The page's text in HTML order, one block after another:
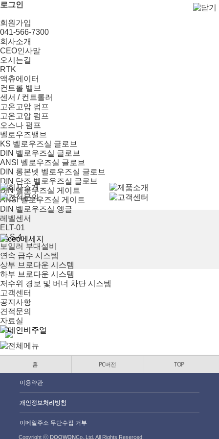
로그인
회원가입
041-566-7300
회사소개
CEO인사말
오시는길
RTK
액츄에이터
컨트롤 밸브
센서 / 컨트롤러
고온고압 펌프
고온고압 펌프
오스나 펌프
벨로우즈밸브
KS 벨로우즈실 글로브
DIN 벨로우즈실 글로브
ANSI 벨로우즈실 글로브
DIN 롱본넷 벨로우즈실 글로브
DIN 단조 벨로우즈실 글로브
DIN 벨로우즈실 게이트
ANSI 벨로우즈실 게이트
DIN 벨로우즈실 앵글
레벨센서
ELT-01
ELS-4
보일러 부대설비
연속 급수 시스템
상부 브로다운 시스템
하부 브로다운 시스템
저수위 경보 및 버너 차단 시스템
고객센터
공지사항
견적문의
자료실
홈 PC버전 TOP
이용약관
개인정보처리방침
이메일주소 무단수집 거부
Copyright ⓒDOOWONCo.,Ltd. All Rights Reserced.